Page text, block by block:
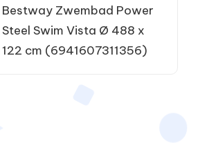
Bestway Zwembad Power
Steel Swim Vista Ø 488 x
122 cm (6941607311356)